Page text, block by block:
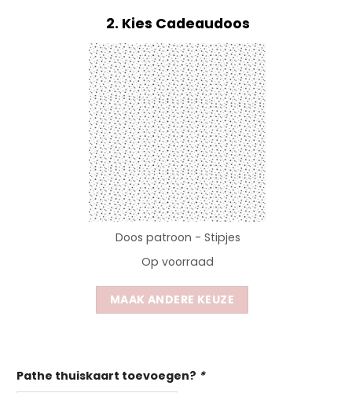
2 Kies Cadeaudoos
Doos patroon - Stipjes
Op voorraad
MAAK ANDERE KEUZE
Pathe thuiskaart toevoegen? *